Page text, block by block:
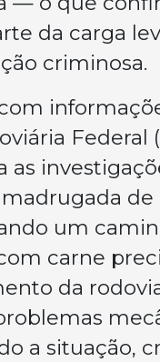
da carga
criminosa.
Federal
as
de
um
carne
da
a situação,